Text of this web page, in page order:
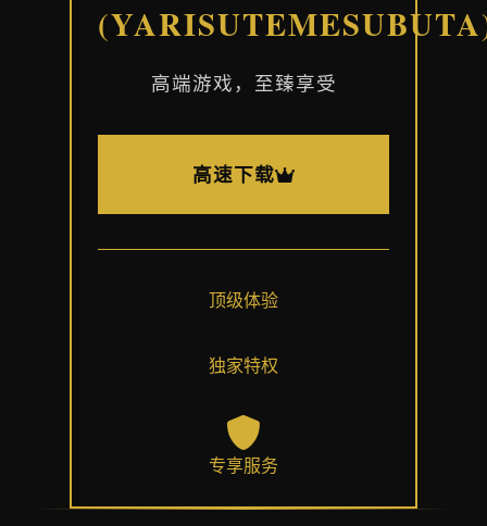
高端游戏，至臻享受
高速下载
顶级体验
独家特权
专享服务